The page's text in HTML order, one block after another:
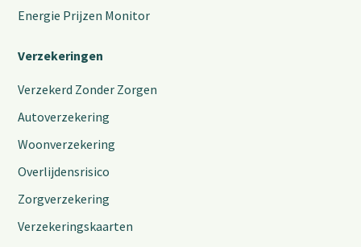
Energie Prijzen Monitor
Verzekeringen
Verzekerd Zonder Zorgen
Autoverzekering
Woonverzekering
Overlijdensrisico
Zorgverzekering
Verzekeringskaarten